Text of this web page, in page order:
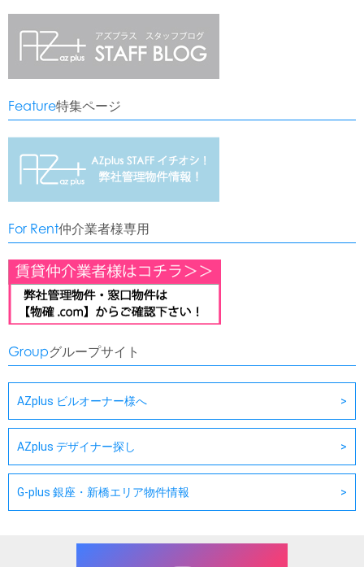
Feature特集ページ
For Rent仲介業者様専用
Groupグループサイト
AZplus ビルオーナー様へ
AZplus デザイナー探し
G-plus 銀座・新橋エリア物件情報